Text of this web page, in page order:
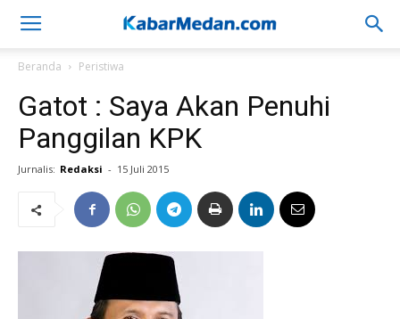
Beranda Peristiwa
Gatot : Saya Akan Penuhi
Panggilan KPK
Jurnalis: Redaksi - 15 Juli 2015